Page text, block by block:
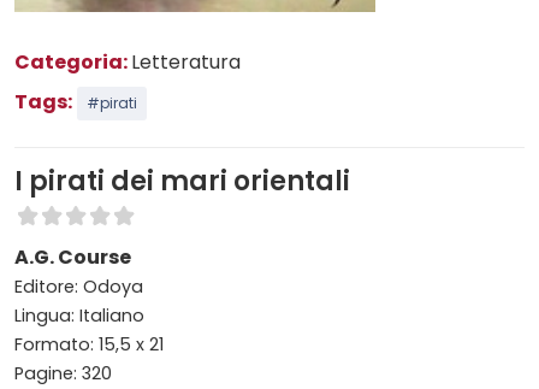
Categoria:Letteratura
Tags:
#pirati
I pirati dei mari orientali
A.G. Course
Editore: Odoya
Lingua: Italiano
Formato: 15,5 x 21
Pagine: 320